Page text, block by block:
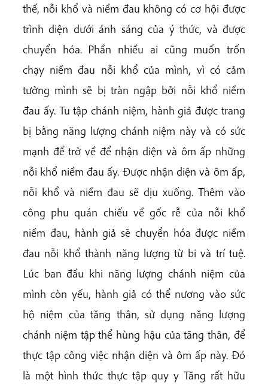
thế, nỗi khổ và niềm đau không có cơ hội được
trình diện dưới ánh sáng của ý thức, và được
chuyển hóa. Phần nhiều ai cũng muốn trốn
chạy niềm đau nỗi khổ của mình, vì có cảm
tưởng mình sẽ bị tràn ngập bởi nỗi khổ niềm
đau ấy. Tu tập chánh niệm, hành giả được trang
bị bằng năng lượng chánh niệm này và có sức
mạnh để trở về để nhận diện và ôm ấp những
nỗi khổ niềm đau ấy. Được nhận diện và ôm ấp,
nỗi khổ và niềm đau sẽ dịu xuống. Thêm vào
công phu quán chiếu về gốc rễ của nỗi khổ
niềm đau, hành giả sẽ chuyển hóa được niềm
đau nỗi khổ thành năng lượng từ bi và trí tuệ.
Lúc ban đầu khi năng lượng chánh niệm của
mình còn yếu, hành giả có thể nương vào sức
hộ niệm của tăng thân, sử dụng năng lượng
chánh niệm tập thể hùng hậu của tăng thân, để
thực tập công việc nhận diện và ôm ấp này. Đó
là một hình thức thực tập quy y Tăng rất hữu